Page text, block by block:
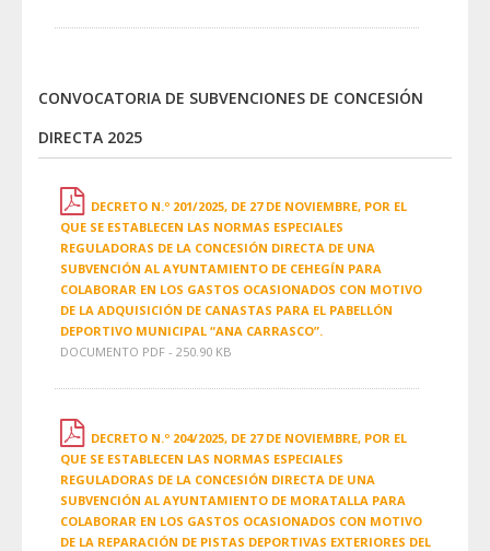
CONVOCATORIA DE SUBVENCIONES DE CONCESIÓN
DIRECTA 2025
DECRETO N.º 201/2025, DE 27 DE NOVIEMBRE, POR EL
QUE SE ESTABLECEN LAS NORMAS ESPECIALES
REGULADORAS DE LA CONCESIÓN DIRECTA DE UNA
SUBVENCIÓN AL AYUNTAMIENTO DE CEHEGÍN PARA
COLABORAR EN LOS GASTOS OCASIONADOS CON MOTIVO
DE LA ADQUISICIÓN DE CANASTAS PARA EL PABELLÓN
DEPORTIVO MUNICIPAL “ANA CARRASCO”.
DOCUMENTO PDF - 250.90 KB
DECRETO N.º 204/2025, DE 27 DE NOVIEMBRE, POR EL
QUE SE ESTABLECEN LAS NORMAS ESPECIALES
REGULADORAS DE LA CONCESIÓN DIRECTA DE UNA
SUBVENCIÓN AL AYUNTAMIENTO DE MORATALLA PARA
COLABORAR EN LOS GASTOS OCASIONADOS CON MOTIVO
DE LA REPARACIÓN DE PISTAS DEPORTIVAS EXTERIORES DEL